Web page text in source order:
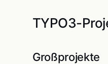
TYPO3-
Großprojekte